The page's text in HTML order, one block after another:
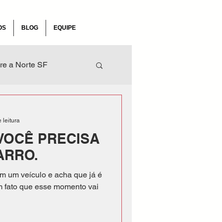
BLOG EQUIPE
a Norte SF
PRECISA
um veículo e acha que já é
fato que esse momento vai
leitura